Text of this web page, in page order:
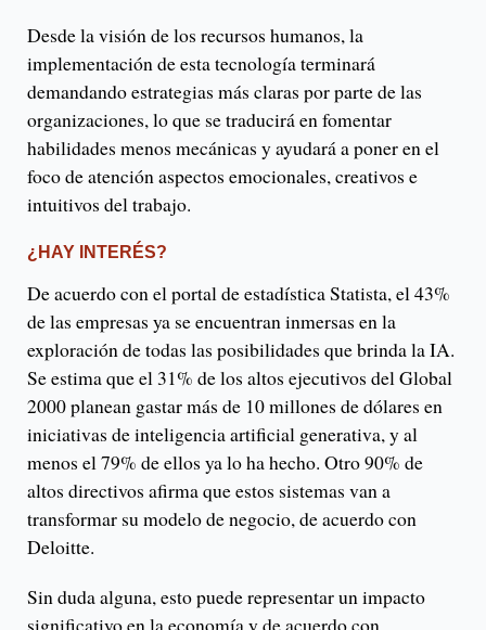
Desde la visión de los recursos humanos, la
implementación de esta tecnología terminará
demandando estrategias más claras por parte de las
organizaciones, lo que se traducirá en fomentar
habilidades menos mecánicas y ayudará a poner en el
foco de atención aspectos emocionales, creativos e
intuitivos del trabajo.
¿HAY INTERÉS?
De acuerdo con el portal de estadística Statista, el 43%
de las empresas ya se encuentran inmersas en la
exploración de todas las posibilidades que brinda la IA.
Se estima que el 31% de los altos ejecutivos del Global
2000 planean gastar más de 10 millones de dólares en
iniciativas de inteligencia artificial generativa, y al
menos el 79% de ellos ya lo ha hecho. Otro 90% de
altos directivos afirma que estos sistemas van a
transformar su modelo de negocio, de acuerdo con
Deloitte.
Sin duda alguna, esto puede representar un impacto